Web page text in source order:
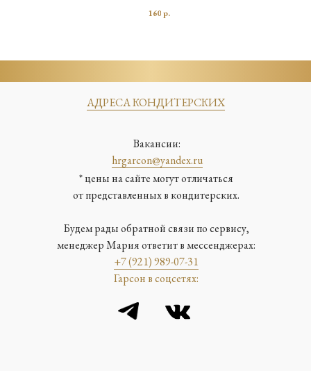
160р.
Вакансии:
hrgarcon@yandex.ru
АДРЕСА КОНДИТЕРСКИХ
* цены на сайте могут отличаться
от представленных в кондитерских.
Будем рады обратной связи по сервису,
менеджер Мария ответит в мессенджерах:
+7 (921) 989-07-31
Гарсон в соцсетях: